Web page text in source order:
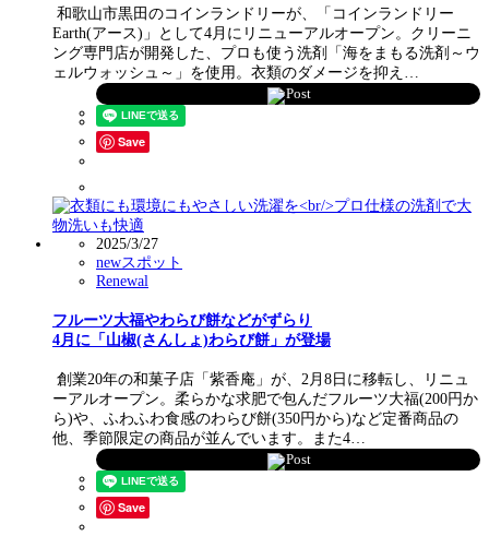
和歌山市黒田のコインランドリーが、「コインランドリー
Earth(アース)」として4月にリニューアルオープン。クリーニ
ング専門店が開発した、プロも使う洗剤「海をまもる洗剤～ウ
ェルウォッシュ～」を使用。衣類のダメージを抑え…
Post
Save
2025/3/27
newスポット
Renewal
フルーツ大福やわらび餅などがずらり
4月に「山椒(さんしょ)わらび餅」が登場
創業20年の和菓子店「紫香庵」が、2月8日に移転し、リニュ
ーアルオープン。柔らかな求肥で包んだフルーツ大福(200円か
ら)や、ふわふわ食感のわらび餅(350円から)など定番商品の
他、季節限定の商品が並んでいます。また4…
Post
Save